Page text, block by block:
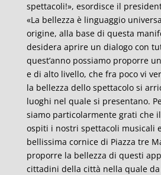
spettacoli!», esordisce il
«La bellezza è linguaggio
origine, alla base di questa
desidera aprire un dialogo con
quest’anno possiamo proporre
e di alto livello, che fra poco vi
la bellezza dello spettacolo si
luoghi nel quale si presentano.
siamo particolarmente grati che
ospiti i nostri spettacoli musicali
bellissima cornice di Piazza tre
proporre la bellezza di questi
cittadini della città nella quale